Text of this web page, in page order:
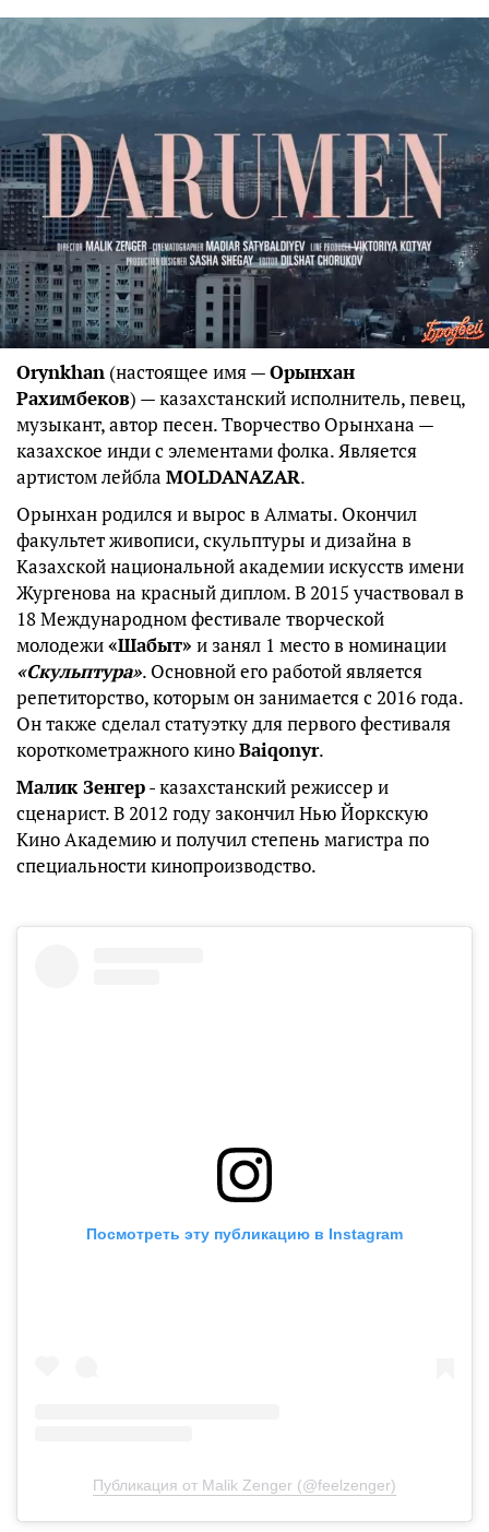
Orynkhan (настоящее имя —Орынхан
Рахимбеков) — казахстанский исполнитель, певец,
музыкант, автор песен. Творчество Орынхана —
казахское инди с элементами фолка. Является
артистом лейбла MOLDANAZAR.
Орынхан родился и вырос в Алматы. Окончил
факультет живописи, скульптуры и дизайна в
Казахской национальной академии искусств имени
Жургенова на красный диплом. В 2015 участвовал в
18 Международном фестивале творческой
молодежи«Шабыт» и занял 1 место в номинации
«Скульптура». Основной его работой является
репетиторство, которым он занимается с 2016 года.
Он также сделал статуэтку для первого фестиваля
короткометражного киноBaiqonyr.
Малик Зенгер- казахстанский режиссер и
сценарист. В 2012 году закончил Нью Йоркскую
Кино Академию и получил степень магистра по
специальности кинопроизводство.
Посмотреть эту публикацию в Instagram
Публикация от Malik Zenger (@feelzenger)